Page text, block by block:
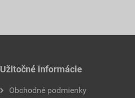
Užitočné informácie
Obchodné podmienky